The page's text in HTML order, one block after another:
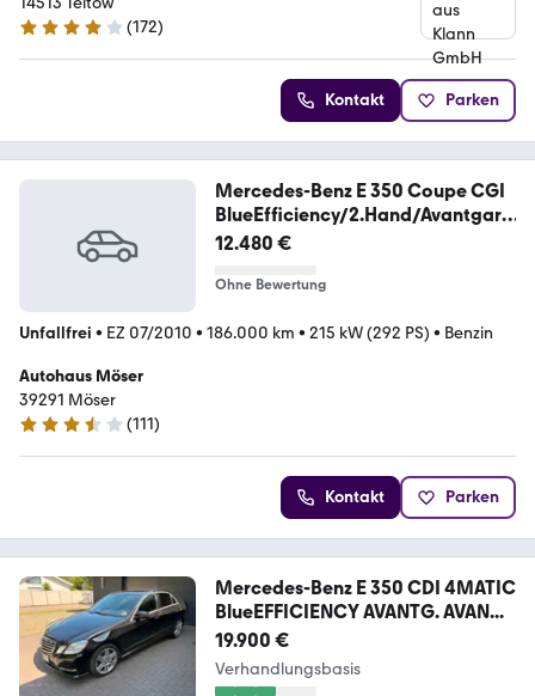
4 Sterne
(172)
Kontakt Parken
Mercedes-Benz E 350 Coupe CGI
BlueEfficiency/2.Hand/Avantgard
e
12.480 €
Ohne Bewertung
Unfallfrei • EZ 07/2010 • 186.000 km • 215 kW (292 PS) • Benzin
Autohaus Möser
39291 Möser
3.7 Sterne
(111)
Kontakt Parken
Mercedes-Benz E 350 CDI 4MATIC
BlueEFFICIENCY AVANTG. AVAN...
19.900 €
Verhandlungsbasis